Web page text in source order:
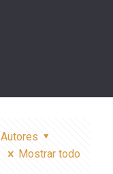
Autores
Mostrar todo